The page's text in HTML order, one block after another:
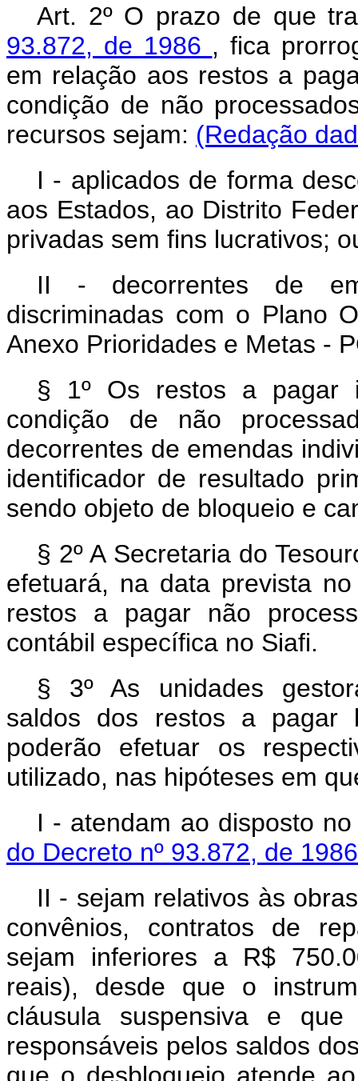
Art. 2º O prazo de que
93.872, de 1986 , fica
em relação aos restos a
condição de não
recursos sejam: (Redação
I - aplicados de forma
aos Estados, ao Distrito
privadas sem fins lucrativos;
II - decorrentes de
discriminadas com o Plano
Anexo Prioridades e Metas -
§ 1º Os restos a pagar
condição de não
decorrentes de emendas
identificador de resultado
sendo objeto de bloqueio e
§ 2º A Secretaria do
efetuará, na data prevista
restos a pagar não
contábil específica no Siafi.
§ 3º As unidades
saldos dos restos a
poderão efetuar os
utilizado, nas hipóteses em
I - atendam ao disposto
do Decreto nº 93.872, de
II - sejam relativos às
convênios, contratos de
sejam inferiores a R$
reais), desde que o
cláusula suspensiva e
responsáveis pelos saldos